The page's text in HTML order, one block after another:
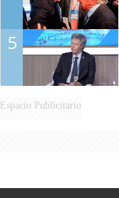
5
Espacio Publicitario